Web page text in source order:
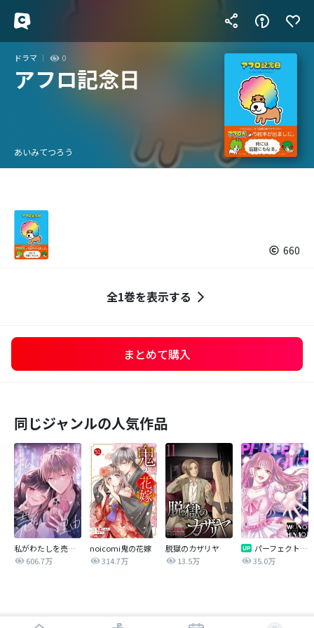
ドラマ 0
アフロ記念日
あいみてつろう
660
全1巻を表示する
まとめて購入
同じジャンルの人気作品
私がわたしを売る理由
606.7万
noicomi鬼の花嫁
314.7万
脱獄のカザリヤ
13.5万
パーフェクトグリッター
35.0万